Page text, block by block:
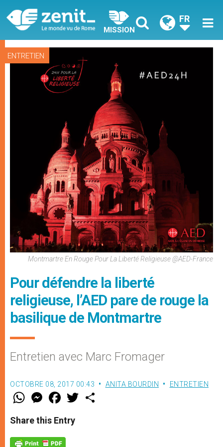
MISSION
FR
ENTRETIEN
Montmartre En Rouge Pour La Liberté Religieuse @AED-France
Pour défendre la liberté
religieuse, l’AED pare de rouge la
basilique de Montmartre
Entretien avec Marc Fromager
OCTOBRE 08, 2017 00:43 ANITA BOURDIN ENTRETIEN
W
t
s
p
M
e
s
e
g
F
a
e
b
o
w
Share this Entry